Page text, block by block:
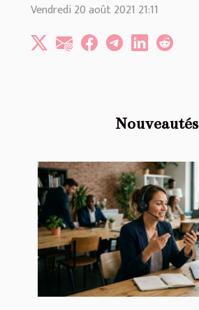
Nouveautés
Vendredi 20 août 2021 21:11